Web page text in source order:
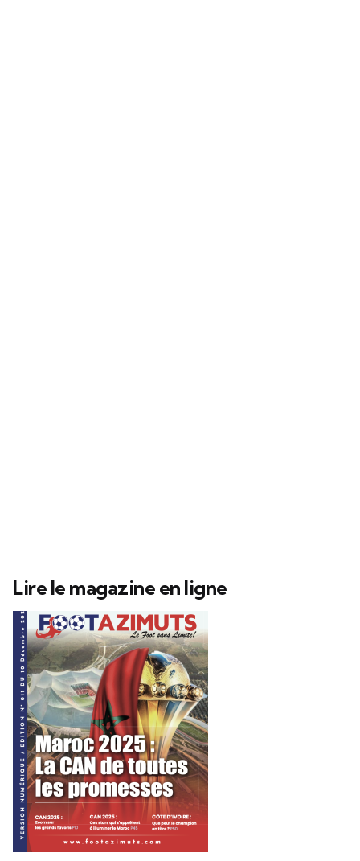
Lire le magazine en ligne